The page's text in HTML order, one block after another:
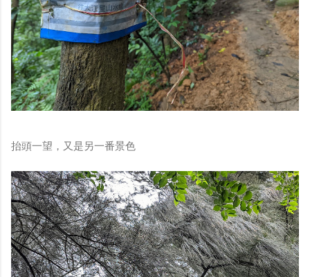
抬頭一望，又是另一番景色